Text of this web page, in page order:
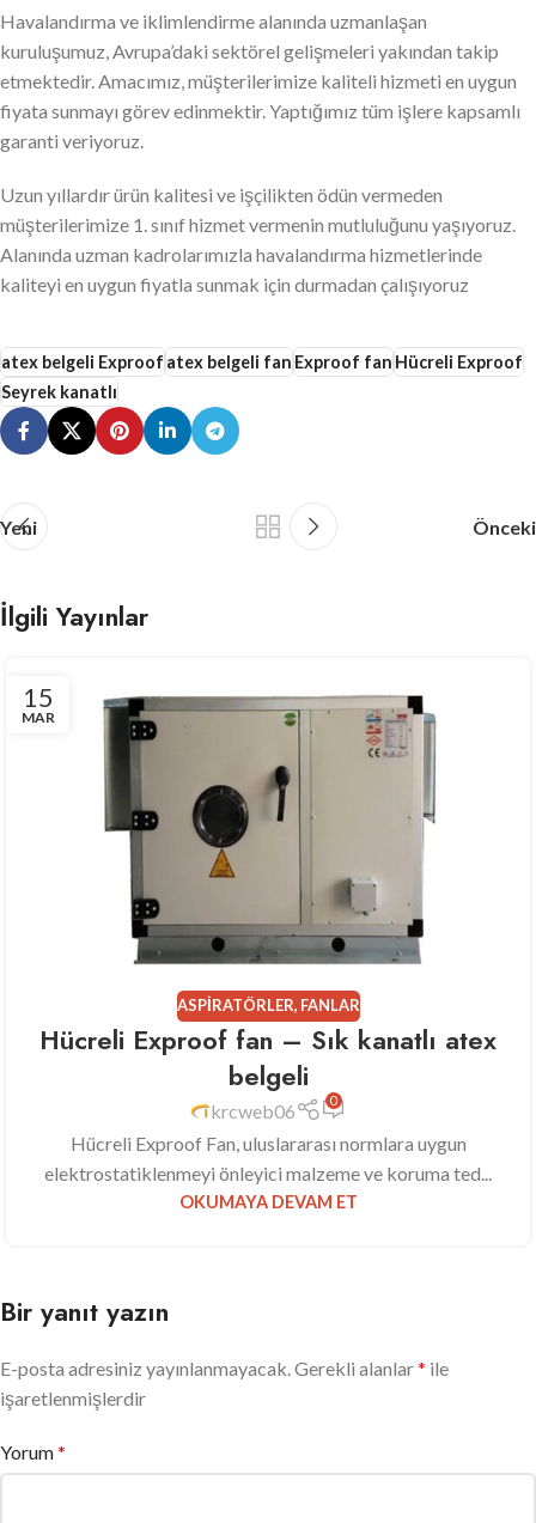
Havalandırma ve iklimlendirme alanında uzmanlaşan
kuruluşumuz, Avrupa’daki sektörel gelişmeleri yakından takip
etmektedir. Amacımız, müşterilerimize kaliteli hizmeti en uygun
fiyata sunmayı görev edinmektir. Yaptığımız tüm işlere kapsamlı
garanti veriyoruz.
Uzun yıllardır ürün kalitesi ve işçilikten ödün vermeden
müşterilerimize 1. sınıf hizmet vermenin mutluluğunu yaşıyoruz.
Alanında uzman kadrolarımızla havalandırma hizmetlerinde
kaliteyi en uygun fiyatla sunmak için durmadan çalışıyoruz
atex belgeli Exproofatex belgeli fanExproof fanHücreli Exproof
Seyrek kanatlı
Yeni Önceki
İlgili Yayınlar
15
MAR
ASPIRATÖRLER, FANLAR
Hücreli Exproof fan – Sık kanatlı atex
belgeli
krcweb06 0
Hücreli Exproof Fan, uluslararası normlara uygun
elektrostatiklenmeyi önleyici malzeme ve koruma ted...
OKUMAYA DEVAM ET
Bir yanıt yazın
E-posta adresiniz yayınlanmayacak.Gerekli alanlar* ile
işaretlenmişlerdir
Yorum*